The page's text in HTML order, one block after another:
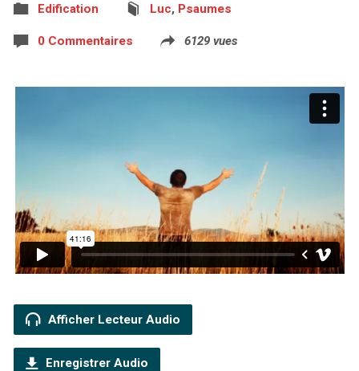
Edification Luc, Psaumes
0 Commentaires 6129 vues
Afficher Lecteur Audio
Enregistrer Audio